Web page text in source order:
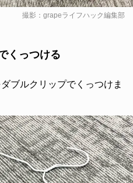
撮影：grapeライフハック編集部
くっつける
ブルクリップでくっつけま